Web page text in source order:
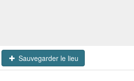
Sauvegarder le lieu